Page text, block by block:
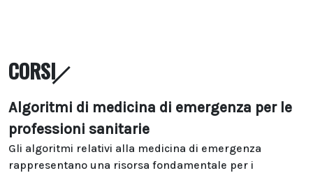
CORSI
Algoritmi di medicina di emergenza per le
professioni sanitarie
Gli algoritmi relativi alla medicina di emergenza
rappresentano una risorsa fondamentale per i